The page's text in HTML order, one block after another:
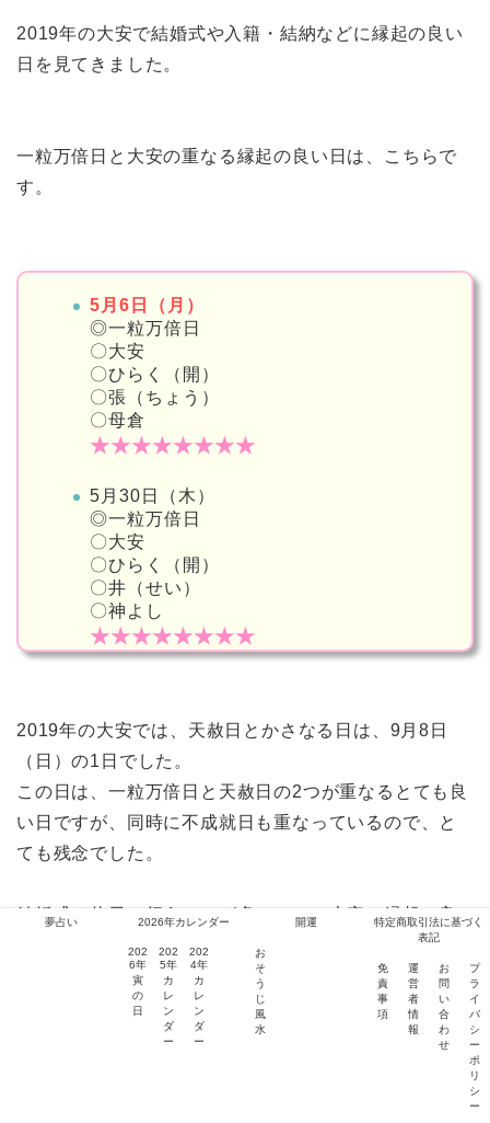
2019年の大安で結婚式や入籍・結納などに縁起の良い
日を見てきました。
一粒万倍日と大安の重なる縁起の良い日は、こちらで
す。
5月6日（月）
◎一粒万倍日
〇大安
〇ひらく（開）
〇張（ちょう）
〇母倉
★★★★★★★★
5月30日（木）
◎一粒万倍日
〇大安
〇ひらく（開）
〇井（せい）
〇神よし
★★★★★★★★
2019年の大安では、天赦日とかさなる日は、9月8日
（日）の1日でした。
この日は、一粒万倍日と天赦日の2つが重なるとても良
い日ですが、同時に不成就日も重なっているので、と
ても残念でした。
結婚式は休日に行うことが多いので、大安で縁起の良
い日がうまく重なっていないことも多いですね。
その場合は、入籍のみを最大吉日に行うという方法も
夢占い 2026年カレンダー
202
6年
寅
の
日
202
5年
カ
レ
ン
ダ
ー
202
4年
カ
レ
ン
ダ
ー
開運
お
そ
う
じ
風
水
特定商取引法に基づく
表記
免
責
事
項
運
営
者
情
報
お
問
い
合
わ
せ
プ
ラ
イ
バ
シ
ー
ポ
リ
シ
ー